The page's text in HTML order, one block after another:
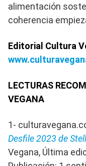
alimentación
coherencia
Editorial Cultura
LECTURAS
VEGANA
1-
Desfile 2023 de
Vegana, Última